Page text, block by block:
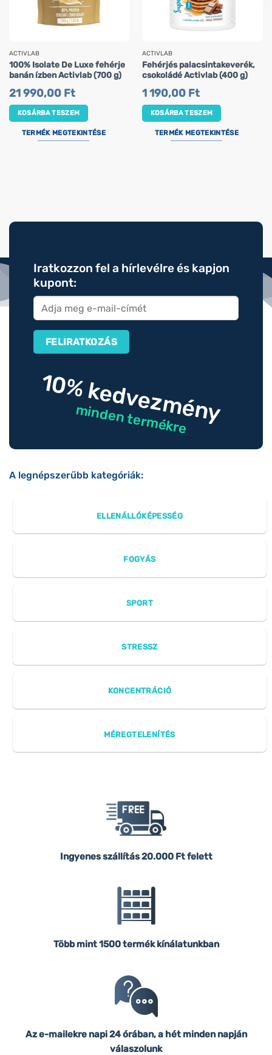
ACTIVLAB
100% Isolate De Luxe fehérje
banán ízben Activlab (700 g)
21 990,00 Ft
KOSÁRBA TESZEM
TERMÉK MEGTEKINTÉSE
ACTIVLAB
Fehérjés palacsintakeverék,
csokoládé Activlab (400 g)
1 190,00 Ft
KOSÁRBA TESZEM
TERMÉK MEGTEKINTÉSE
Iratkozzon fel a hírlevélre és kapjon
kupont:
10% kedvezmény
minden termékre
A legnépszerűbb kategóriák:
ELLENÁLLÓKÉPESSÉG
FOGYÁS
SPORT
STRESSZ
KONCENTRÁCIÓ
MÉREGTELENÍTÉS
Ingyenes szállítás20.000 Ft felett
Több mint 1500 termék kínálatunkban
Az e-mailekre napi 24 órában, a hét minden napján
válaszolunk